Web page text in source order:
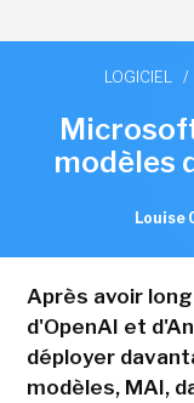
LOGICIEL /
modèles
Louise
Après avoir
d'OpenAI et
déployer
modèles, MAI,